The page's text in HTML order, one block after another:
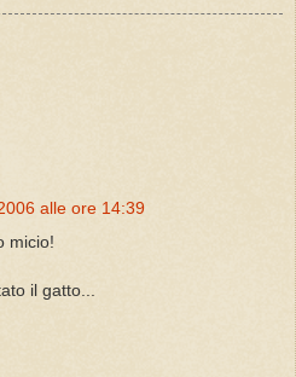
alle ore 14:39
micio!
il gatto...